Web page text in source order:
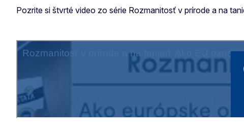
Pozrite si štvrté video zo série Rozmanitosť v prírode a na